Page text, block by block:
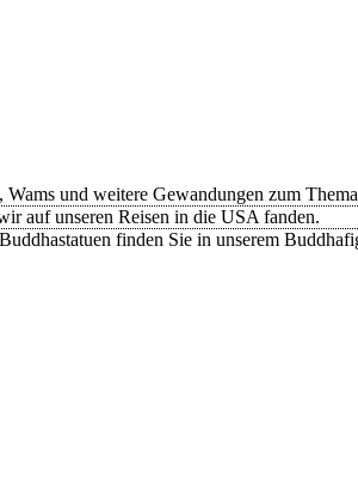
und weitere Gewandungen zum
auf unseren Reisen in die USA fanden.
finden Sie in unserem